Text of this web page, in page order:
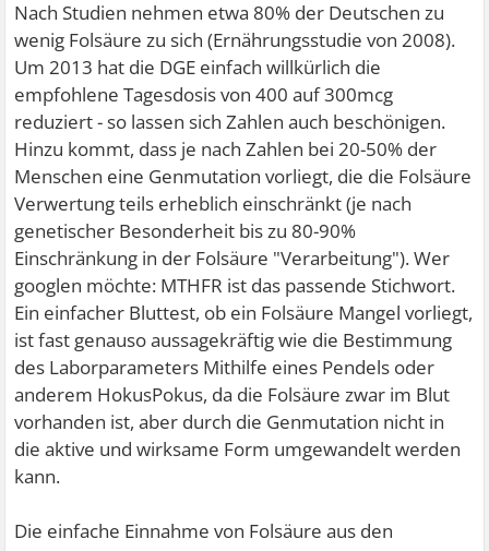
Nach Studien nehmen etwa 80% der Deutschen zu
wenig Folsäure zu sich (Ernährungsstudie von 2008).
Um 2013 hat die DGE einfach willkürlich die
empfohlene Tagesdosis von 400 auf 300mcg
reduziert - so lassen sich Zahlen auch beschönigen.
Hinzu kommt, dass je nach Zahlen bei 20-50% der
Menschen eine Genmutation vorliegt, die die Folsäure
Verwertung teils erheblich einschränkt (je nach
genetischer Besonderheit bis zu 80-90%
Einschränkung in der Folsäure "Verarbeitung"). Wer
googlen möchte: MTHFR ist das passende Stichwort.
Ein einfacher Bluttest, ob ein Folsäure Mangel vorliegt,
ist fast genauso aussagekräftig wie die Bestimmung
des Laborparameters Mithilfe eines Pendels oder
anderem HokusPokus, da die Folsäure zwar im Blut
vorhanden ist, aber durch die Genmutation nicht in
die aktive und wirksame Form umgewandelt werden
kann.
Die einfache Einnahme von Folsäure aus den